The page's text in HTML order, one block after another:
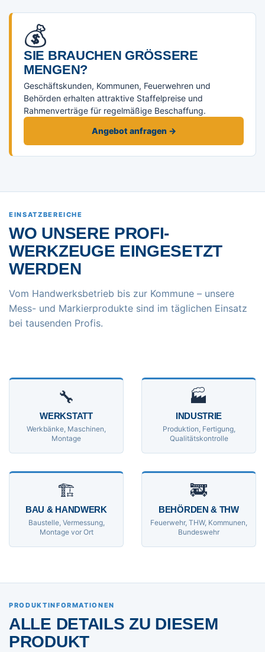
💰
SIE BRAUCHEN GRÖSSERE M
ENGEN?
Geschäftskunden, Kommunen, Feuerwehren und
Behörden erhalten attraktive Staffelpreise und
Rahmenverträge für regelmäßige Beschaffung.
Angebot anfragen →
EINSATZBEREICHE
WO UNSERE PROFI-
WERKZEUGE EINGESETZT
WERDEN
Vom Handwerksbetrieb bis zur Kommune – unsere
Mess- und Markierprodukte sind im täglichen Einsatz
bei tausenden Profis.
🔧
WERKSTATT
Werkbänke, Maschinen,
Montage
🏭
INDUSTRIE
Produktion, Fertigung,
Qualitätskontrolle
🏗
BAU & HANDWERK
Baustelle, Vermessung,
Montage vor Ort
🚒
BEHÖRDEN & THW
Feuerwehr, THW, Kommunen,
Bundeswehr
PRODUKTINFORMATIONEN
ALLE DETAILS ZU DIESEM
PRODUKT